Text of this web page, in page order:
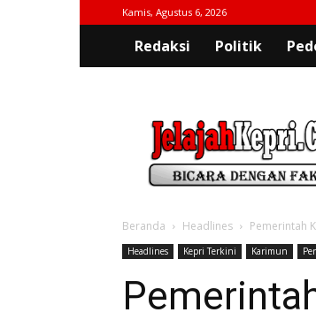
Kamis, Agustus 6, 2026
Redaksi Politik
Beranda Headlines Pemerintah
Headlines Kepri Terkini Karimun